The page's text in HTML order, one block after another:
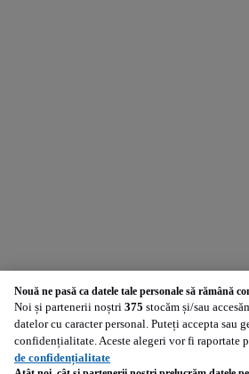
Nouă ne pasă ca datele tale personale să rămână
Noi și partenerii noștri 375 stocăm și/sau
datelor cu caracter personal. Puteți accepta
confidențialitate. Aceste alegeri vor fi raportate
de confidențialitate